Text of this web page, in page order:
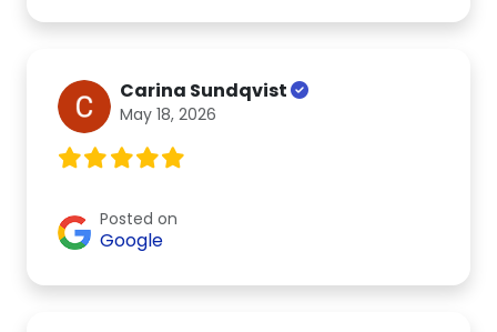
Carina Sundqvist
May 18, 2026
Posted on
Google